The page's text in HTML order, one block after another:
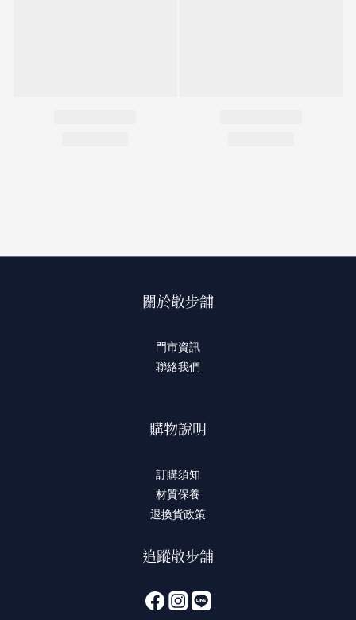
關於散步舖
門市資訊
聯絡我們
購物說明
訂購須知
材質保養
退換貨政策
追蹤散步舖